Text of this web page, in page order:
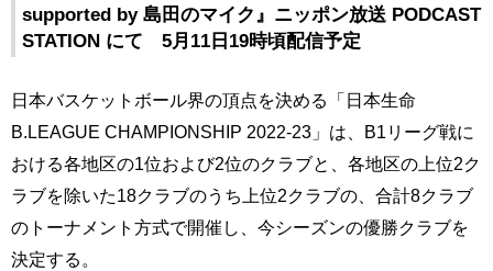
supported by 島田のマイク』ニッポン放送 PODCAST
STATION にて 5月11日19時頃配信予定
日本バスケットボール界の頂点を決める「日本生命
B.LEAGUE CHAMPIONSHIP 2022-23」は、B1リーグ戦に
おける各地区の1位および2位のクラブと、各地区の上位2ク
ラブを除いた18クラブのうち上位2クラブの、合計8クラブ
のトーナメント方式で開催し、今シーズンの優勝クラブを
決定する。